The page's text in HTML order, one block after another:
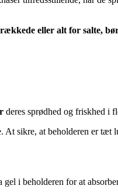
eller alt for salte,
deres sprødhed og friskhed i
At sikre, at beholderen er tæt
i beholderen for at